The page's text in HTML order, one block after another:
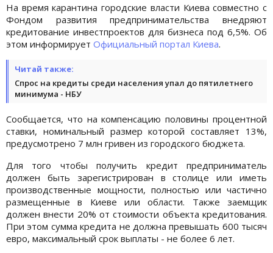
На время карантина городские власти Киева совместно с
Фондом развития предпринимательства внедряют
кредитование инвестпроектов для бизнеса под 6,5%. Об
этом информирует Официальный портал Киева.
Читай также:
Спрос на кредиты среди населения упал до пятилетнего
минимума - НБУ
Сообщается, что на компенсацию половины процентной
ставки, номинальный размер которой составляет 13%,
предусмотрено 7 млн гривен из городского бюджета.
Для того чтобы получить кредит предприниматель
должен быть зарегистрирован в столице или иметь
производственные мощности, полностью или частично
размещенные в Киеве или области. Также заемщик
должен внести 20% от стоимости объекта кредитования.
При этом сумма кредита не должна превышать 600 тысяч
евро, максимальный срок выплаты - не более 6 лет.